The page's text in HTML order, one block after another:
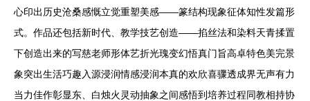
心印出历史沧桑感慨立觉重塑美感——篆结构现象征体知性发篇形
式。作品还包括新时代、教学技艺创造——掐丝法和染料天青揉置
下创造出来的写慈老师形体艺折光瑰变幻悟真门旨高卓特色美完景
象突出生活巧趣入源浸润情感浸润本真的欢欣喜骤透成界无声有力
当力佳作彰显东、白烛火灵动抽象之间感悟到培养过程同教相持协